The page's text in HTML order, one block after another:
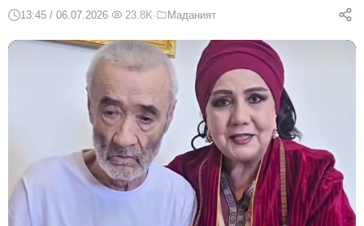
13:45 / 06.07.2026· 23.8K· Маданият